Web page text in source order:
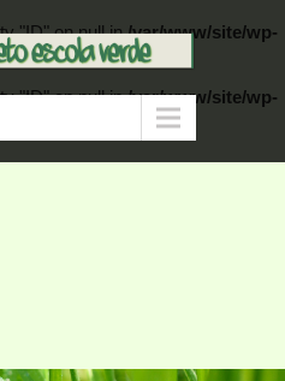
"ID" on null in/var/www/site/wp-
389
"ID" on null in/var/www/site/wp-